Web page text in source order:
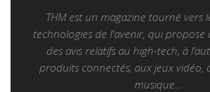
THM est un magazine tourné vers
technologies de l'avenir, qui propose
des avis relatifs au high-tech, à
produits connectés, aux jeux vidéo,
musique...